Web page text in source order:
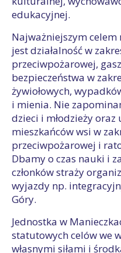
edukacyjnej.
Najważniejszym celem
jest działalność w
przeciwpożarowej,
bezpieczeństwa w
żywiołowych,
i mienia. Nie
dzieci i młodzieży
mieszkańców wsi w
przeciwpożarowej i
Dbamy o czas nauki i
członków straży
wyjazdy np.
Góry.
Jednostka w
statutowych celów we
własnymi siłami i